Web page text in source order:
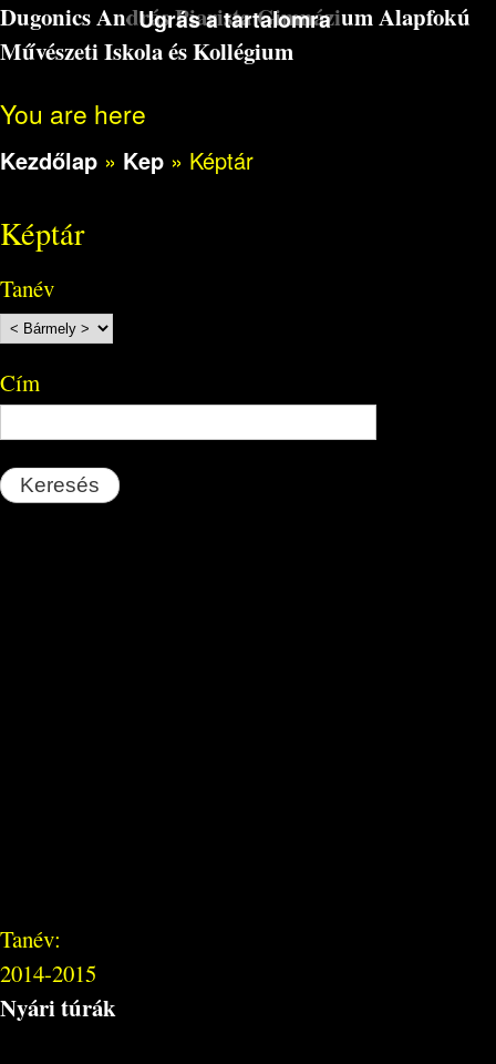
Ugrás a tartalomra
Dugonics András Piarista Gimnázium Alapfokú
Művészeti Iskola és Kollégium
You are here
Kezdőlap » Kep » Képtár
Képtár
Tanév
Cím
Tanév:
2014-2015
Nyári túrák